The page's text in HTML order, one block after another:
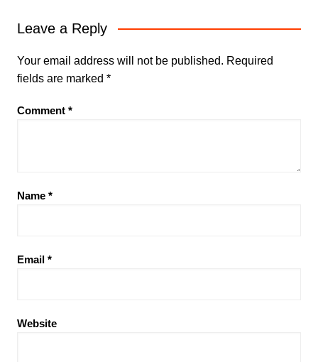
Leave a Reply
Your email address will not be published. Required
fields are marked *
Comment *
Name *
Email *
Website